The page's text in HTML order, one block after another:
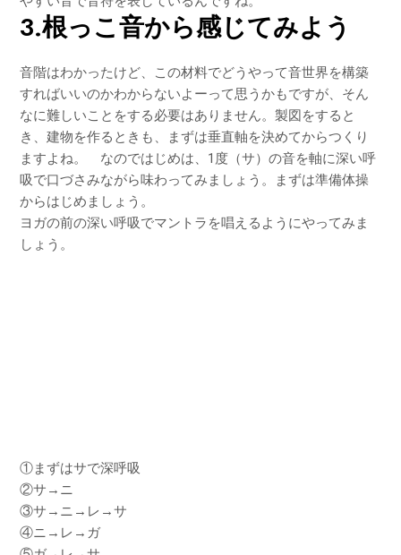
3.根っこ音から感じてみよう
音階はわかったけど、この材料でどうやって音世界を構築
すればいいのかわからないよーって思うかもですが、そん
なに難しいことをする必要はありません。製図をすると
き、建物を作るときも、まずは垂直軸を決めてからつくり
ますよね。 なのではじめは、1度（サ）の音を軸に深い呼
吸で口づさみながら味わってみましょう。まずは準備体操
からはじめましょう。
ヨガの前の深い呼吸でマントラを唱えるようにやってみま
しょう。
①まずはサで深呼吸
②サ→ニ
③サ→ニ→レ→サ
④ニ→レ→ガ